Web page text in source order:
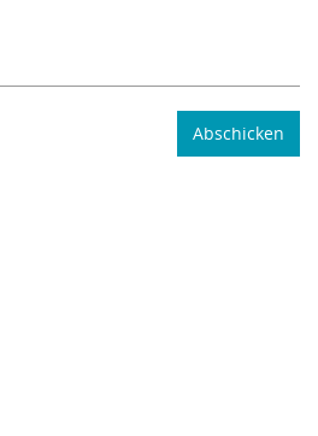
Abschicken